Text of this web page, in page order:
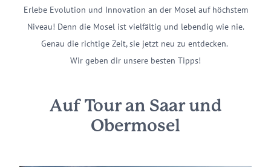
Erlebe Evolution und Innovation an der Mosel auf höchstem
Niveau! Denn die Mosel ist vielfältig und lebendig wie nie.
Genau die richtige Zeit, sie jetzt neu zu entdecken.
Wir geben dir unsere besten Tipps!
Auf Tour an Saar und
Obermosel